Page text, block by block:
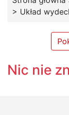
> Układ
Nic nie